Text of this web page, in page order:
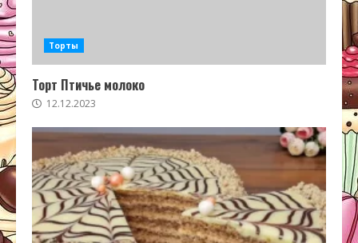
Торты
Торт Птичье молоко
12.12.2023